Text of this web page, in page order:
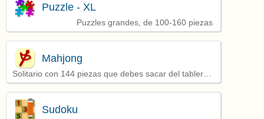
Puzzles grandes, de 100-160 piezas
Puzzle - XL
Solitario con 144 piezas que debes sacar del tablero
formando parejas
Mahjong
Sudoku